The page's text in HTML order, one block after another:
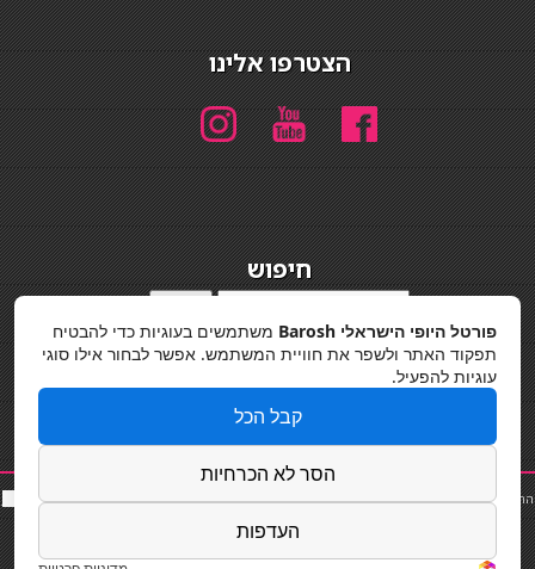
הצטרפו אלינו
חיפוש
מדיניות פרטיות
החלקות שיער|תאורה לבית|פאות ותוספות שיער|נייל סטודיו|תוספות שיער|שף פרטי|כ
סאות
פורטל היופי הישראלי Barosh
משתמשים בעוגיות כדי להבטיח
תפקוד האתר ולשפר את חוויית המשתמש. אפשר לבחור אילו סוגי
עוגיות להפעיל.
קבל הכל
הסר לא הכרחיות
העדפות